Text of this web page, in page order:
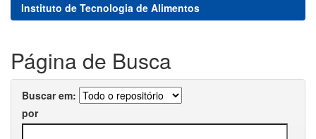
Instituto de Tecnologia de Alimentos
Página de Busca
Buscar em:
por